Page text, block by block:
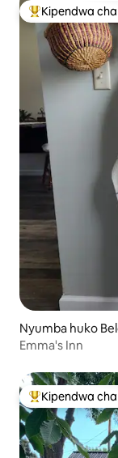
Kipendwa
Kipendwa
Nyumba huko
Emma's Inn
Kipendwa
Kipendwa